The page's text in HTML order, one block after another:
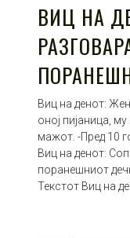
ВИЦ НА
Виц на денот:
оној пијаница,
мажот. -Пред 10
Виц на денот:
поранешниот
Текстот Виц на